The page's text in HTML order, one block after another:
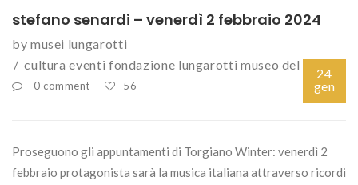
stefano senardi – venerdì 2 febbraio 2024
by musei lungarotti
cultura eventi fondazione lungarotti museo del vino
0 comment 56
24
gen
Proseguono gli appuntamenti di Torgiano Winter: venerdì 2
febbraio protagonista sarà la musica italiana attraverso ricordi